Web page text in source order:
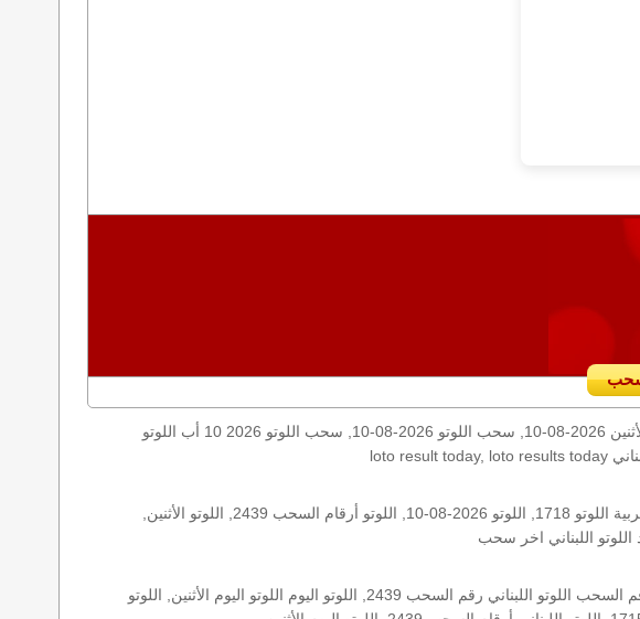
اليكم نتائج اللوتو الأثنين, الأثنين 2026-08-10, سحب اللوتو 2026-08-10, سحب اللوتو 2026 10 أب اللوتو, loto, lotto, نتيجة اللوتو, نتيجة اللوتو ٢٤٣٩ نتيجة اللوتو 2439, اللوتو ٢٤٣٩, لوتو اليوم
الأرقام الستة الاساسية, اللوتو اللبناني هذا اليوم اللوتو اليوم, اللوتو 2439 عو رقم سحب اللوتو ٢٤٣٩ بالحرف العربية اللوتو 1718, اللوتو 2026-08-10, اللوتو أرقام السحب 2439, اللوتو الأثنين,
اللوتو اللبناني الأثنين, اللوتو اللبناني الأثنين اللوتو اللبناني الأثنين 2026-08-10, اللوتو اللبناني اليوم اللوتو اللبناني رقم السحب اللوتو اللبناني رقم السحب 2439, اللوتو اليوم اللوتو اليوم الأثنين, اللوتو